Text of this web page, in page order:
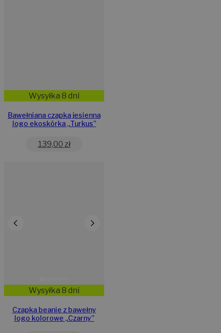
Wysyłka 8 dni
Bawełniana czapka jesienna
logo ekoskórka „Turkus”
139,00 zł
Wysyłka 8 dni
Czapka beanie z bawełny
logo kolorowe „Czarny”